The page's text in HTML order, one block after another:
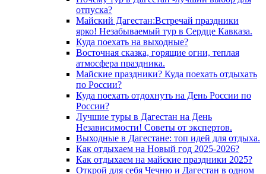
отпуска?
Майский Дагестан:Встречай праздники
ярко! Незабываемый тур в Сердце Кавказа.
Куда поехать на выходные?
Восточная сказка, горящие огни, теплая
атмосфера праздника.
Майские праздники? Куда поехать отдыхать
по России?
Куда поехать отдохнуть на День России по
России?
Лучшие туры в Дагестан на День
Независимости! Советы от экспертов.
Выходные в Дагестане: топ идей для отдыха.
Как отдыхаем на Новый год 2025-2026?
Как отдыхаем на майские праздники 2025?
Открой для себя Чечню и Дагестан в одном